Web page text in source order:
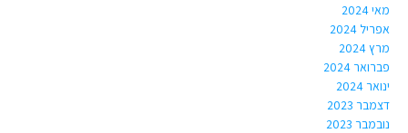
מאי 2024
אפריל 2024
מרץ 2024
פברואר 2024
ינואר 2024
דצמבר 2023
נובמבר 2023